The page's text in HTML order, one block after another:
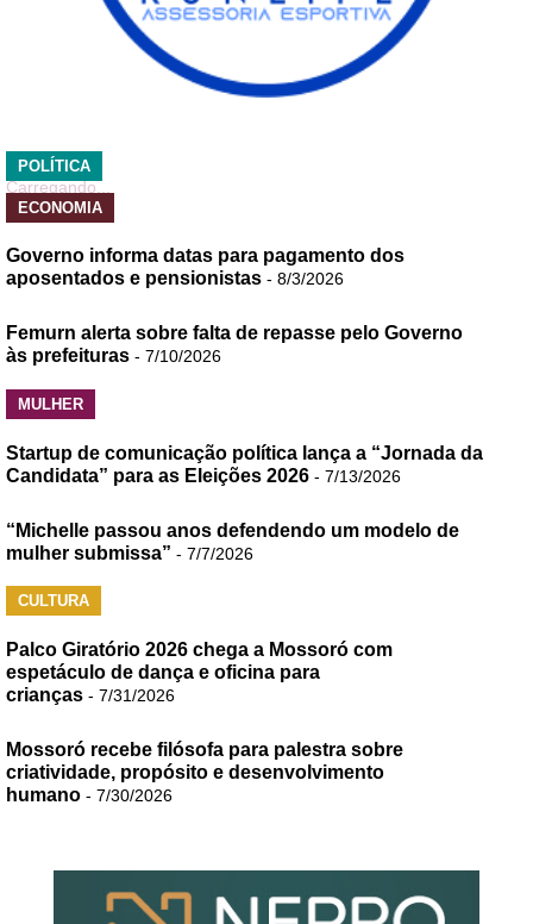
POLÍTICA
Carregando...
ECONOMIA
Governo informa datas para pagamento dos
aposentados e pensionistas - 8/3/2026
Femurn alerta sobre falta de repasse pelo Governo
às prefeituras - 7/10/2026
MULHER
Startup de comunicação política lança a “Jornada da
Candidata” para as Eleições 2026 - 7/13/2026
“Michelle passou anos defendendo um modelo de
mulher submissa” - 7/7/2026
CULTURA
Palco Giratório 2026 chega a Mossoró com
espetáculo de dança e oficina para
crianças - 7/31/2026
Mossoró recebe filósofa para palestra sobre
criatividade, propósito e desenvolvimento
humano - 7/30/2026